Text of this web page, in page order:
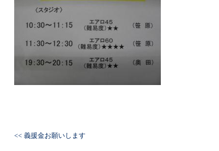
<< 義援金お願いします